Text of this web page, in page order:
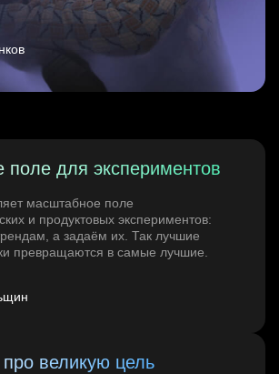
поле для экспериментов
масштабное поле
и продуктовых экспериментов:
а задаём их. Так лучшие
превращаются в самые лучшие.
великую цель